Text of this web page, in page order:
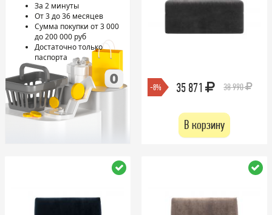
За 2 минуты
От 3 до 36 месяцев
Сумма покупки от 3 000
до 200 000 руб
Достаточно только
паспорта
-8% 35 871 38 990
В корзину